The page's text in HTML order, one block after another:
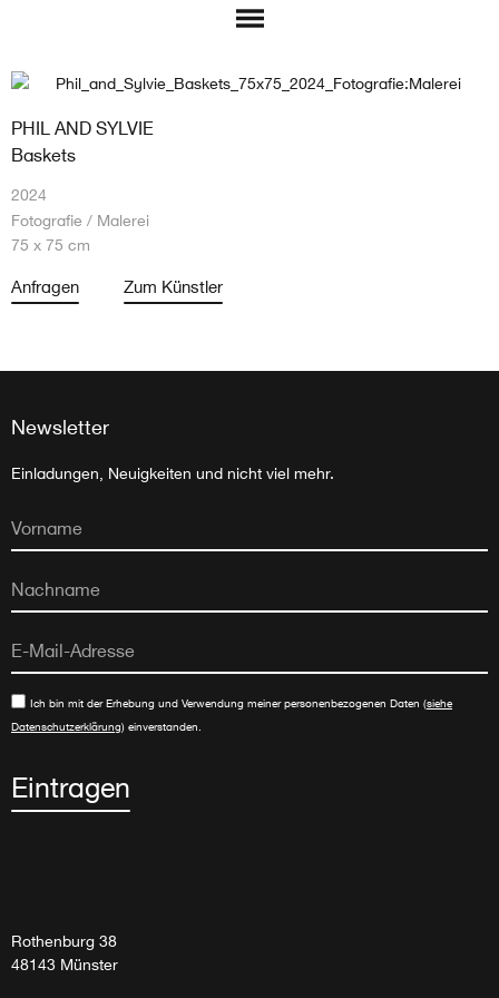
PHIL AND SYLVIE
Baskets
2024
Fotografie / Malerei
75 x 75 cm
Anfragen Zum Künstler
Newsletter
Einladungen, Neuigkeiten und nicht viel mehr.
Ich bin mit der Erhebung und Verwendung meiner personenbezogenen Daten (siehe
Datenschutzerklärung) einverstanden.
Eintragen
Rothenburg 38
48143 Münster